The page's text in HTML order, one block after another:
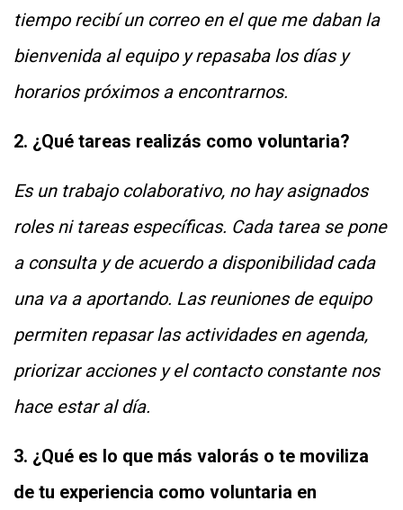
tiempo recibí un correo en el que me daban la
bienvenida al equipo y repasaba los días y
horarios próximos a encontrarnos.
2. ¿Qué tareas realizás como voluntaria?
Es un trabajo colaborativo, no hay asignados
roles ni tareas específicas. Cada tarea se pone
a consulta y de acuerdo a disponibilidad cada
una va a aportando. Las reuniones de equipo
permiten repasar las actividades en agenda,
priorizar acciones y el contacto constante nos
hace estar al día.
3. ¿Qué es lo que más valorás o te moviliza
de tu experiencia como voluntaria en